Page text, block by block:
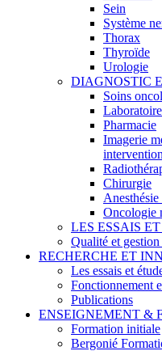
Sein
Système
Thorax
Thyroïde
Urologie
DIAGNOSTIC
Soins
Pharmacie
Imagerie
Chirurgie
Oncologie
LES ESSAIS
Qualité et gestion
RECHERCHE ET
Les essais et
Fonctionnement
Publications
ENSEIGNEMENT &
Formation initiale
Bergonié